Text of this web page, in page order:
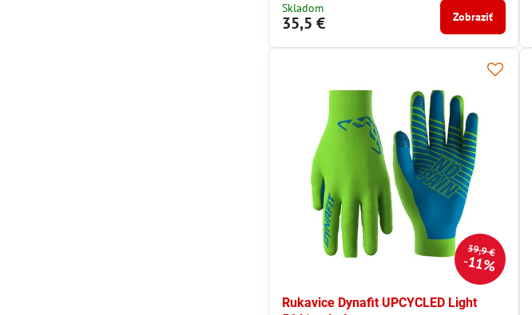
Skladom
35,5 € Zobraziť
39,9 €
11%
Rukavice Dynafit UPCYCLED Light